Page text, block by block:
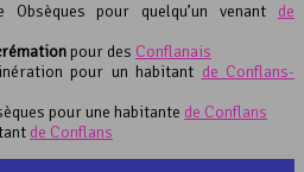
Obsèques pour quelqu’un venant de
pour des Conflanais
pour un habitant de Conflans-
pour une habitante de Conflans
de Conflans